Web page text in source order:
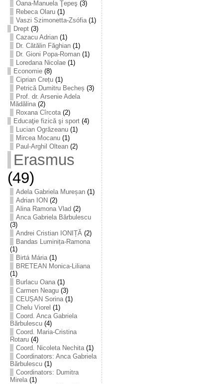
Oana-Manuela Ţepeş (3)
Rebeca Olaru(1)
Vaszi Szimonetta-Zsófia(1)
Drept(3)
Cazacu Adrian(1)
Dr. Cătălin Făghian(1)
Dr. Gioni Popa-Roman(1)
Loredana Nicolae(1)
Economie(8)
Ciprian Crețu(1)
Petrică Dumitru Becheș (3)
Prof. dr. Arsenie Adela
Mădălina(2)
Roxana Cîrcota(2)
Educaţie fizică şi sport(4)
Lucian Ogrăzeanu(1)
Mircea Mocanu(1)
Paul-Arghil Oltean(2)
Erasmus
(49)
Adela Gabriela Mureșan(1)
Adrian ION (2)
Alina Ramona Vlad (2)
Anca Gabriela Bărbulescu
(3)
Andrei Cristian IONIȚĂ(2)
Bandas Luminița-Ramona
(1)
Birtá Mária(1)
BRETEAN Monica-Liliana
(1)
Burlacu Oana(1)
Carmen Neagu(3)
CEUȘAN Sorina(1)
Chelu Viorel (1)
Coord. Anca Gabriela
Bărbulescu(4)
Coord. Maria-Cristina
Rotaru(4)
Coord. Nicoleta Nechita(1)
Coordinators: Anca Gabriela
Bărbulescu(1)
Coordinators: Dumitra
Mirela(1)